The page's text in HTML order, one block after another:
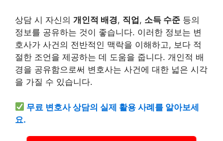
상담 시 자신의 개인적 배경, 직업 , 소득 수준 등의
정보를 공유하는 것이 좋습니다. 이러한 정보는 변
호사가 사건의 전반적인 맥락을 이해하고, 보다 적
절한 조언을 제공하는 데 도움을 줍니다. 개인적 배
경을 공유함으로써 변호사는 사건에 대한 넓은 시각
을 가질 수 있습니다.
무료 변호사 상담의 실제 활용 사례를 알아보세
요.